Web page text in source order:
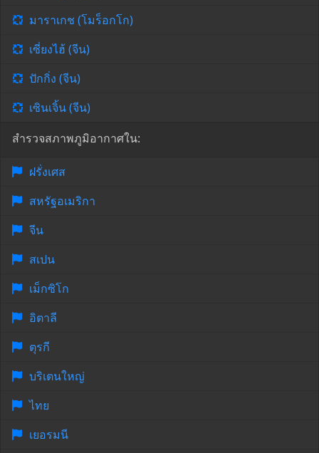
มาราเกช (โมร็อกโก)
เซี่ยงไฮ้ (จีน)
ปักกิ่ง (จีน)
เซินเจิ้น (จีน)
สำรวจสภาพภูมิอากาศใน:
ฝรั่งเศส
สหรัฐอเมริกา
จีน
สเปน
เม็กซิโก
อิตาลี
ตุรกี
บริเตนใหญ่
ไทย
เยอรมนี